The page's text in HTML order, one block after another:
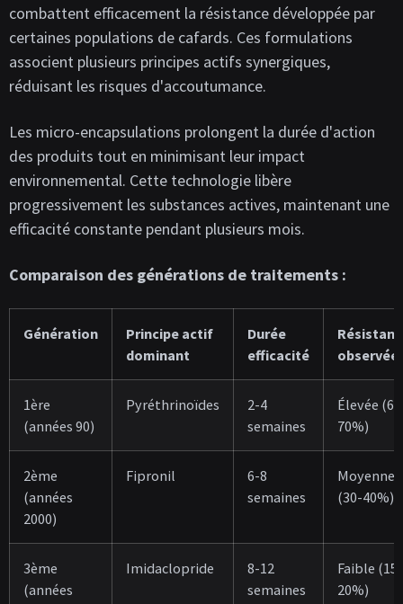
combattent efficacement la résistance développée par
certaines populations de cafards. Ces formulations
associent plusieurs principes actifs synergiques,
réduisant les risques d'accoutumance.
Les micro-encapsulations prolongent la durée d'action
des produits tout en minimisant leur impact
environnemental. Cette technologie libère
progressivement les substances actives, maintenant une
efficacité constante pendant plusieurs mois.
Comparaison des générations de traitements :
Génération
Principe actif
dominant
Durée
efficacité
observée
1ère
(années 90)
Pyréthrinoïdes
2-4
semaines
Élevée
70%)
2ème
(années
2000)
Fipronil
6-8
semaines
Moyenne
(30-40%)
3ème
(années
Imidaclopride
8-12
semaines
Faible (15-
20%)